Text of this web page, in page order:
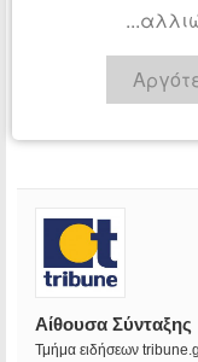
Αίθουσα Σύνταξης
Τμήμα ειδήσεων